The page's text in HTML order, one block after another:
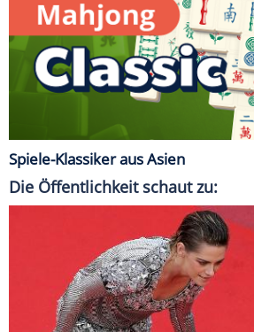
Spiele-Klassiker aus Asien
Die Öffentlichkeit schaut zu: